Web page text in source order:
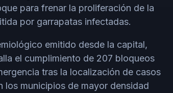
para frenar la proliferación de la
por garrapatas infectadas.
emitido desde la capital,
el cumplimiento de 207 bloqueos
tras la localización de casos
los municipios de mayor densidad